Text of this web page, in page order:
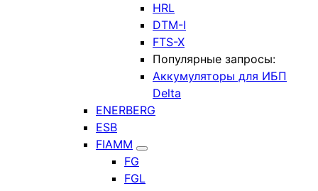
HRL
DTM-I
FTS-X
Популярные запросы:
Аккумуляторы для ИБП
Delta
ENERBERG
ESB
FIAMM
FG
FGL